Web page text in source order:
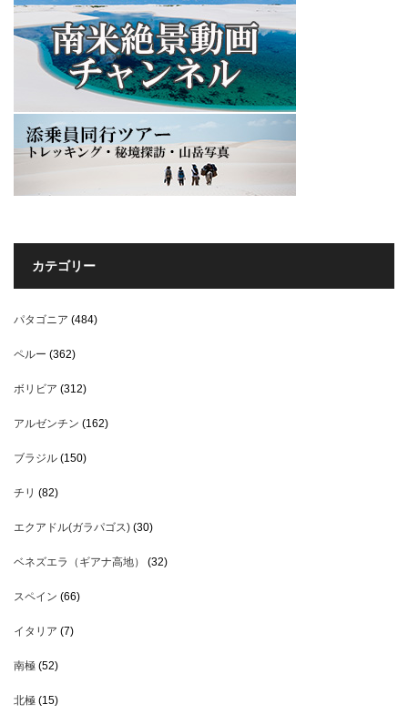
カテゴリー
パタゴニア (484)
ペルー (362)
ボリビア (312)
アルゼンチン (162)
ブラジル (150)
チリ (82)
エクアドル(ガラパゴス) (30)
ベネズエラ（ギアナ高地） (32)
スペイン (66)
イタリア (7)
南極 (52)
北極 (15)